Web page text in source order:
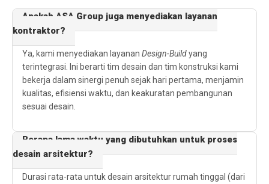
Apakah ASA Group juga menyediakan layanan
kontraktor?
Ya, kami menyediakan layanan Design-Buildyang
terintegrasi. Ini berarti tim desain dan tim konstruksi kami
bekerja dalam sinergi penuh sejak hari pertama, menjamin
kualitas, efisiensi waktu, dan keakuratan pembangunan
sesuai desain.
Berapa lama waktu yang dibutuhkan untuk proses
desain arsitektur?
Durasi rata-rata untuk desain arsitektur rumah tinggal (dari